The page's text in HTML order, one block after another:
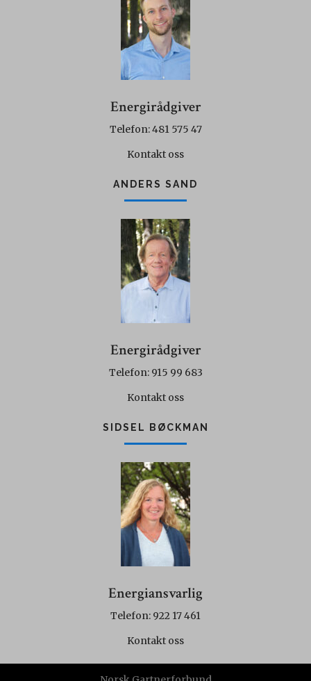
Energirådgiver
Telefon: 481 575 47
Kontakt oss
ANDERS SAND
Energirådgiver
Telefon: 915 99 683
Kontakt oss
SIDSEL BØCKMAN
Energiansvarlig
Telefon: 922 17 461
Kontakt oss